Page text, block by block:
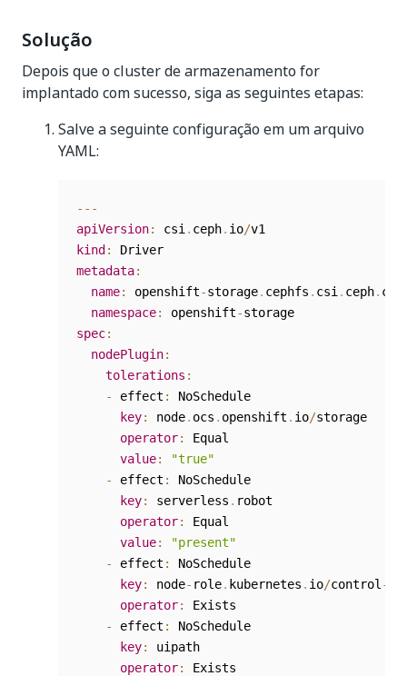
Solução
Depois que o cluster de armazenamento for
implantado com sucesso, siga as seguintes etapas:
Salve a seguinte configuração em um arquivo
YAML:
-- -
apiVersion: csi . ceph. io/
kind :
metadata:
name: openshift-storage. cephfs . csi . ceph. com
namespace: openshift-
spec:
nodePlugin:
tolerations :
-
effect :
NoSchedule
key: node. ocs . openshift . io/storage
operator:
Equal
value:
"true"
-
effect :
NoSchedule
key: serverless . robot
operator:
Equal
value:
"present"
-
effect :
NoSchedule
key: node- role. kubernetes . io/control -
operator:
Exists
-
effect :
NoSchedule
key:
uipath
operator: